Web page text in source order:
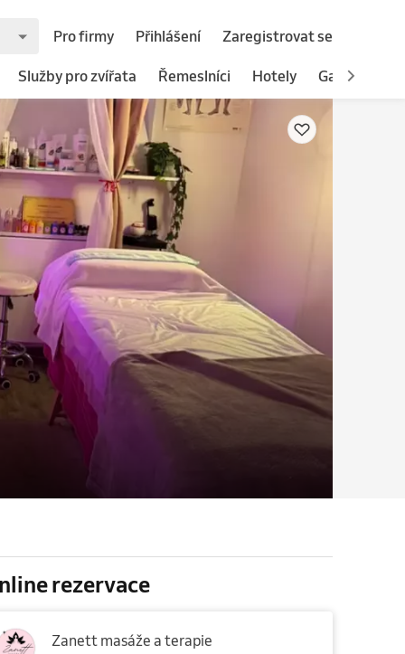
Pro firmy Přihlášení Zaregistrovat se
Služby pro zvířata Řemeslníci Hotely Gastronomie
rezervace
Zanett masáže a terapie